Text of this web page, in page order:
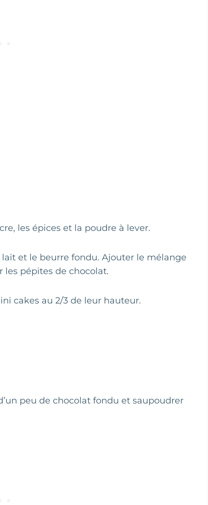
les épices et la poudre à lever.
et le beurre fondu. Ajouter le mélange
pépites de chocolat.
cakes au 2/3 de leur hauteur.
peu de chocolat fondu et saupoudrer